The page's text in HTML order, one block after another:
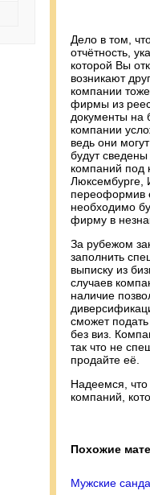
Дело в том,
отчётность,
которой Вы
возникают
компании
фирмы из
документы на
компании
ведь они
будут
компаний под
Люксембурге,
переоформив
необходимо
фирму в
За рубежом
заполнить
выписку из
случаев
наличие
сможет
без виз.
так что не
продайте её.
Надеемся,
компаний,
Похожие
Мужские